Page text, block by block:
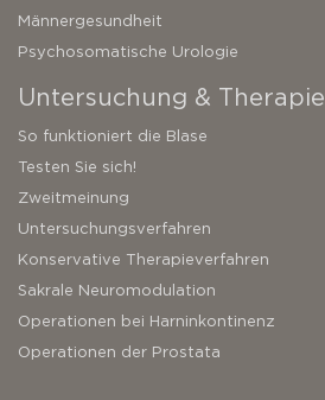
Männergesundheit
Psychosomatische Urologie
Untersuchung & Therapie
So funktioniert die Blase
Testen Sie sich!
Zweitmeinung
Untersuchungsverfahren
Konservative Therapieverfahren
Sakrale Neuromodulation
Operationen bei Harninkontinenz
Operationen der Prostata